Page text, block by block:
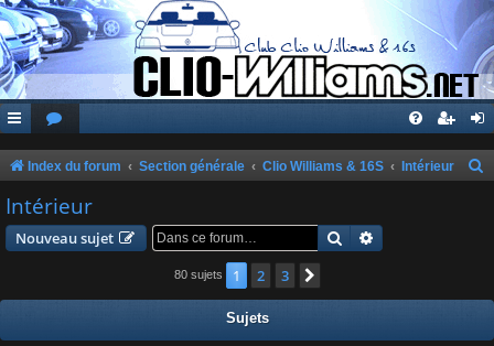
Index du forum Section générale Clio Williams & 16S Intérieur
c
Intérieur
Nouveau sujet Rechercher
80 sujets 1 2 3
Sujets